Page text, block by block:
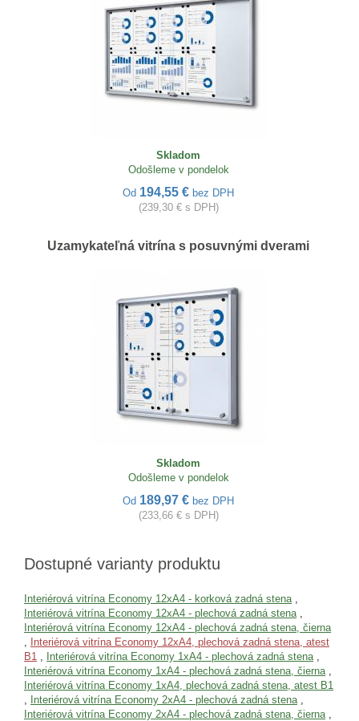
Skladom
Odošleme v pondelok
Od 194,55 € bez DPH
(239,30 € s DPH)
Uzamykateľná vitrína s posuvnými dverami
Skladom
Odošleme v pondelok
Od 189,97 € bez DPH
(233,66 € s DPH)
Dostupné varianty produktu
Interiérová vitrína Economy 12xA4 - korková zadná stena ,
Interiérová vitrína Economy 12xA4 - plechová zadná stena ,
Interiérová vitrína Economy 12xA4 - plechová zadná stena, čierna
,
Interiérová vitrína Economy 12xA4, plechová zadná stena, atest
B1 , Interiérová vitrína Economy 1xA4 - plechová zadná stena ,
Interiérová vitrína Economy 1xA4 - plechová zadná stena, čierna ,
Interiérová vitrína Economy 1xA4, plechová zadná stena, atest B1
,
Interiérová vitrína Economy 2xA4 - plechová zadná stena ,
Interiérová vitrína Economy 2xA4 - plechová zadná stena, čierna ,